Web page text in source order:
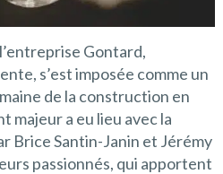
Gontard,
s’est imposée comme un
de la construction en
majeur a eu lieu avec la
Brice Santin-Janin et Jérémy
passionnés, qui apportent